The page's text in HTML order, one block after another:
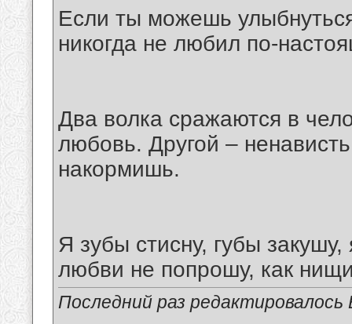
Если ты можешь
никогда не любил по-
Два волка сражаются в
любовь. Другой –
накормишь.
Я зубы стиcну, губы
любви не попрошу, как
Последний раз